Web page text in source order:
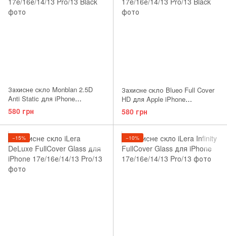
Захисне скло Monblan 2.5D
Anti Static для iPhone
17e/16е/14/13 Pro/13
580 грн
Захисне скло Blueo Full Cover
HD для Apple iPhone
17e/16е/14/13 Pro/13
580 грн
−15% −10%